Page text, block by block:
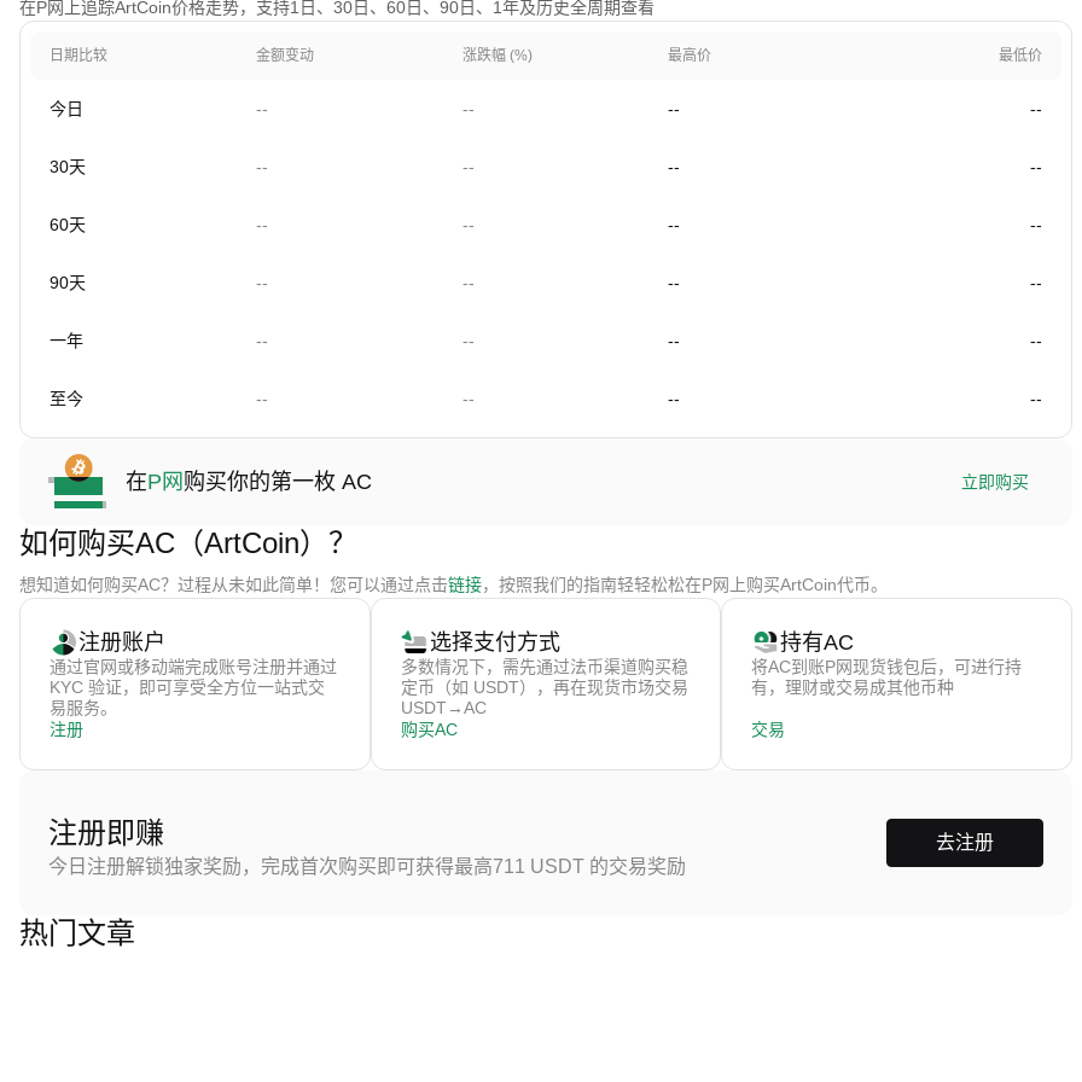
在P网上追踪ArtCoin价格走势，支持1日、30日、60日、90日、1年及历史全周期查看
日期比较 金额变动 涨跌幅 (%) 最高价 最低价
今日 -- -- -- --
30天 -- -- -- --
60天 -- -- -- --
90天 -- -- -- --
一年 -- -- -- --
至今 -- -- -- --
在P网 购买你的第一枚 AC 立即购买
如何购买AC（ArtCoin）？
想知道如何购买AC？过程从未如此简单！您可以通过点击链接，按照我们的指南轻轻松松在P网上购买ArtCoin代币。
注册账户
通过官网或移动端完成账号注册并通过
KYC 验证，即可享受全方位一站式交
易服务。
注册
选择支付方式
多数情况下，需先通过法币渠道购买稳
定币（如 USDT），再在现货市场交易
USDT→AC
购买AC
持有AC
将AC到账P网现货钱包后，可进行持
有，理财或交易成其他币种
交易
注册即赚
今日注册解锁独家奖励，完成首次购买即可获得最高711 USDT 的交易奖励
去注册
热门文章